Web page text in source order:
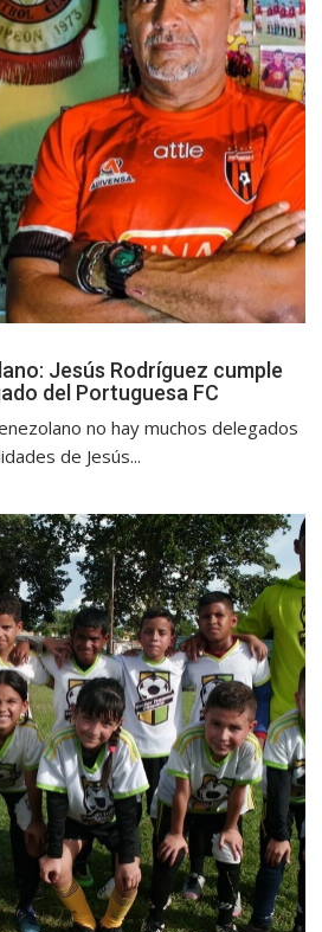
Jesús Rodríguez cumple
del Portuguesa FC
no hay muchos delegados
de Jesús...